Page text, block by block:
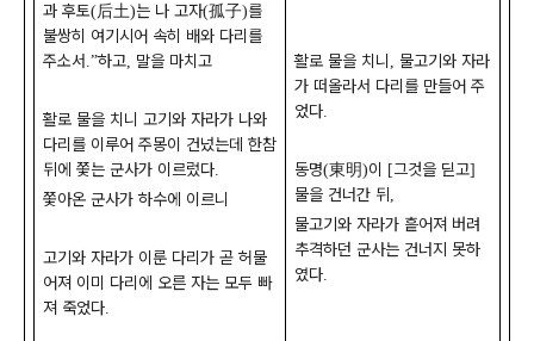
과 후토(后土)는 나 고자(孤子)를
불쌍히 여기시어 속히 배와 다리를
주소서 .”하고, 말을 마치고
활로 물을 치니 고기와 자라가 나와
다리를 이루어 주몽이 건넜는데 한참
뒤에 쫓는 군사가 이르렀다.
쫓아온 군사가 하수에 이르니
고기와 자라가 이룬 다리가 곧 허물
어져 이미 다리에 오른 자는 모두 빠
져 죽었다.
활로 물을 치니 , 물고기와 자라
가 떠올라서 다리를 만들어 주
었다.
동명(東明)이 [그것을 딛고]
물을 건너간 뒤 ,
물고기와 자라가 흩어져 버려
추격하던 군사는 건너지 못하
였다.